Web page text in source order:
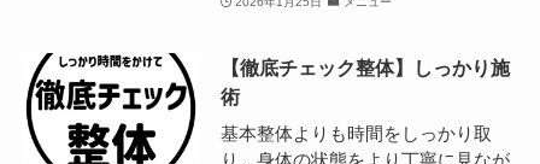
【徹底チェック整体】しっかり施
術
基本整体よりも時間をしっかり取
り、身体の状態をより丁寧に見なが